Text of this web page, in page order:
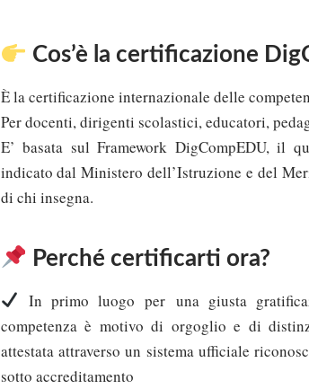
Cos’è la certificazione
È la certificazione internazionale delle
Per docenti, dirigenti scolastici, educatori,
E’ basata sul Framework DigCompEDU, il
indicato dal Ministero dell’Istruzione e del
di chi insegna.
Perché certificarti ora?
In primo luogo per una giusta
competenza è motivo di orgoglio e di
attestata attraverso un sistema ufficiale
sotto accreditamento